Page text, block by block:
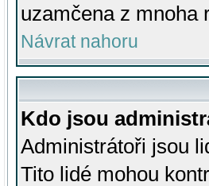
uzamčena z mnoha
Návrat nahoru
Kdo jsou
Administrátoři jsou
Tito lidé mohou